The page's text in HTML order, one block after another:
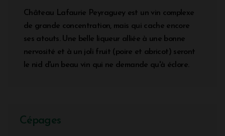
Château Lafaurie Peyraguey est un vin complexe
de grande concentration, mais qui cache encore
ses atouts. Une belle liqueur alliée à une bonne
nervosité et à un joli fruit (poire et abricot) seront
le nid d'un beau vin qui ne demande qu'à éclore.
Cépages